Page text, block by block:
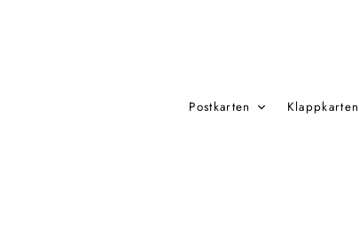
Postkarten Klappkarten